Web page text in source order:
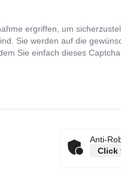
ergriffen, um
Sie werden auf die
Sie einfach dieses Captcha
Anti-
Click